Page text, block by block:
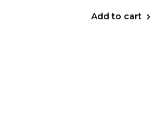
Add to cart